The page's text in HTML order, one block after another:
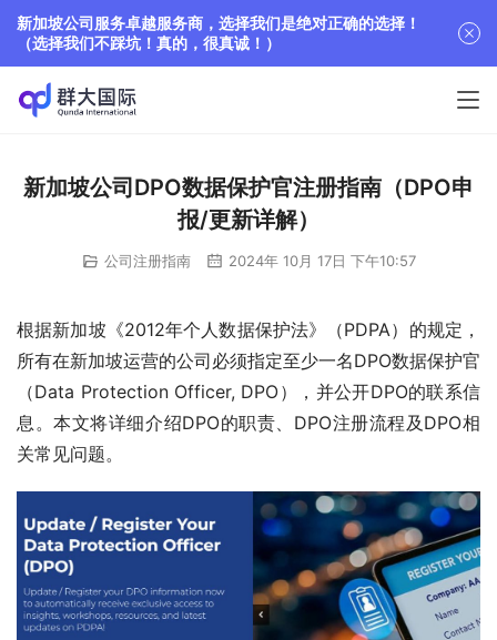
新加坡公司DPO数据保护官注册指南（DPO申
报/更新详解）
公司注册指南 2024年 10月 17日 下午10:57
根据新加坡《2012年个人数据保护法》（PDPA）的规定，
所有在新加坡运营的公司必须指定至少一名DPO数据保护官
（Data Protection Officer, DPO），并公开DPO的联系信
息。本文将详细介绍DPO的职责、DPO注册流程及DPO相
关常见问题。
新加坡公司服务卓越服务商，选择我们是绝对正确的选择！
（选择我们不踩坑！真的，很真诚！）